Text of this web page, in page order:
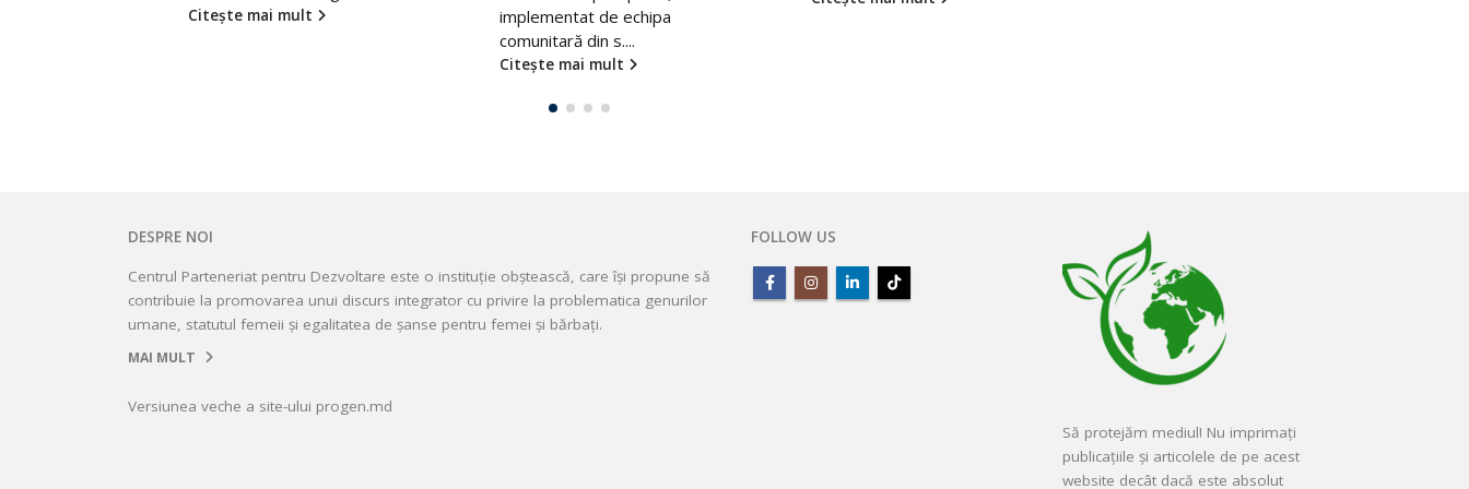
implementat de echipa
angajamentele față de
DESPRE NOI
contribuie la promovarea unui discurs integrator cu privire la problematica genurilor